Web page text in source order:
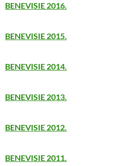
BENEVISIE 2016.
BENEVISIE 2015.
BENEVISIE 2014.
BENEVISIE 2013.
BENEVISIE 2012.
BENEVISIE 2011.